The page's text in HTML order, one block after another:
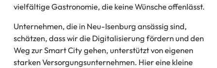
vielfältige Gastronomie, die keine Wünsche offenlässt.
Unternehmen, die in Neu-Isenburg ansässig sind,
schätzen, dass wir die Digitalisierung fördern und den
Weg zur Smart City gehen, unterstützt von eigenen
starken Versorgungsunternehmen. Hier eine kleine